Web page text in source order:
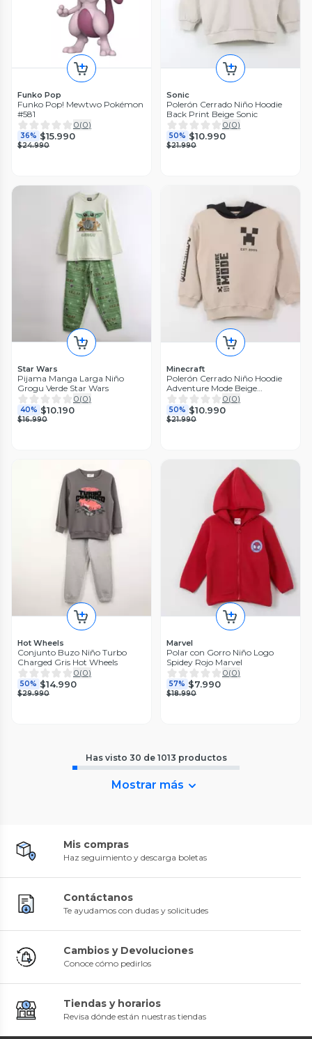
Funko Pop
Funko Pop! Mewtwo Pokémon
#581
0(0)
36% $15.990
$24.990
Sonic
Polerón Cerrado Niño Hoodie
Back Print Beige Sonic
0(0)
50% $10.990
$21.990
Star Wars
Pijama Manga Larga Niño
Grogu Verde Star Wars
0(0)
40% $10.190
$16.990
Minecraft
Polerón Cerrado Niño Hoodie
Adventure Mode Beige
Minecraft
0(0)
50% $10.990
$21.990
Hot Wheels
Conjunto Buzo Niño Turbo
Charged Gris Hot Wheels
0(0)
50% $14.990
$29.990
Marvel
Polar con Gorro Niño Logo
Spidey Rojo Marvel
0(0)
57% $7.990
$18.990
Has visto 30 de 1013 productos
Mostrar más
Mis compras
Haz seguimiento y descarga boletas
Contáctanos
Te ayudamos con dudas y solicitudes
Cambios y Devoluciones
Conoce cómo pedirlos
Tiendas y horarios
Revisa dónde están nuestras tiendas